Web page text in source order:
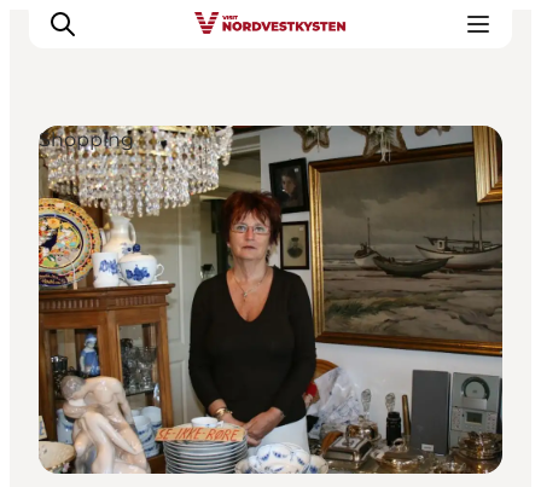
Urlaubsorte
Inspiration
Events
Unterkunft
Mach deine Urlaubsplanung
Shopping